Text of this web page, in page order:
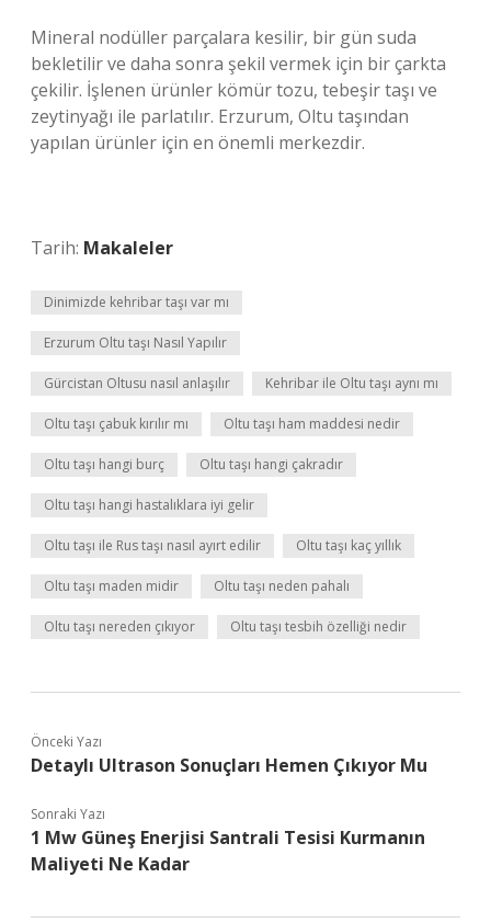
Mineral nodüller parçalara kesilir, bir gün suda
bekletilir ve daha sonra şekil vermek için bir çarkta
çekilir. İşlenen ürünler kömür tozu, tebeşir taşı ve
zeytinyağı ile parlatılır. Erzurum, Oltu taşından
yapılan ürünler için en önemli merkezdir.
Tarih: Makaleler
Dinimizde kehribar taşı var mı
Erzurum Oltu taşı Nasıl Yapılır
Gürcistan Oltusu nasıl anlaşılır Kehribar ile Oltu taşı aynı mı
Oltu taşı çabuk kırılır mı Oltu taşı ham maddesi nedir
Oltu taşı hangi burç Oltu taşı hangi çakradır
Oltu taşı hangi hastalıklara iyi gelir
Oltu taşı ile Rus taşı nasıl ayırt edilir Oltu taşı kaç yıllık
Oltu taşı maden midir Oltu taşı neden pahalı
Oltu taşı nereden çıkıyor Oltu taşı tesbih özelliği nedir
Önceki Yazı
Detaylı Ultrason Sonuçları Hemen Çıkıyor Mu
Sonraki Yazı
1 Mw Güneş Enerjisi Santrali Tesisi Kurmanın
Maliyeti Ne Kadar